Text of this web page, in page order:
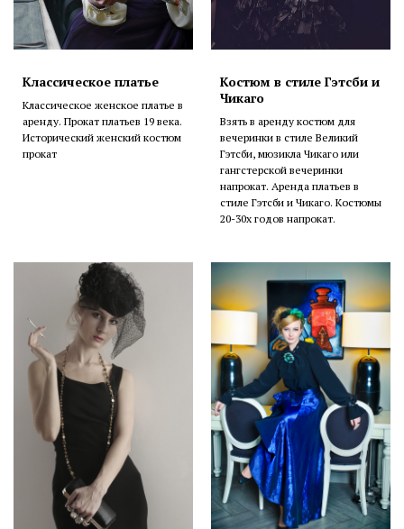
Классическое платье
Классическое женское платье в
аренду. Прокат платьев 19 века.
Исторический женский костюм
прокат
Костюм в стиле Гэтсби и
Чикаго
Взять в аренду костюм для
вечеринки в стиле Великий
Гэтсби, мюзикла Чикаго или
гангстерской вечеринки
напрокат. Аренда платьев в
стиле Гэтсби и Чикаго. Костюмы
20-30х годов напрокат.